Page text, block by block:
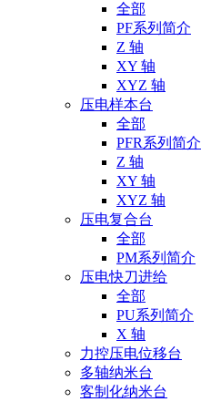
全部
PF系列简介
Z 轴
XY 轴
XYZ 轴
压电样本台
全部
PFR系列简介
Z 轴
XY 轴
XYZ 轴
压电复合台
全部
PM系列简介
压电快刀进给
全部
PU系列简介
X 轴
力控压电位移台
多轴纳米台
客制化纳米台